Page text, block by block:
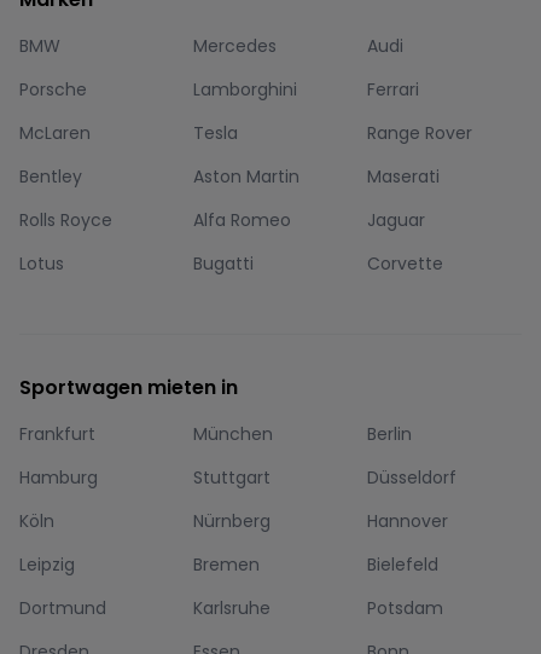
BMW Mercedes
Audi
Porsche
Lamborghini
Ferrari
McLaren
Tesla
Range Rover
Bentley
Aston Martin
Maserati
Rolls Royce
Alfa Romeo
Jaguar
Lotus
Bugatti Corvette
Sportwagen mieten in
Frankfurt München
Berlin
Hamburg
Stuttgart
Düsseldorf
Köln
Nürnberg
Hannover
Leipzig
Bremen
Bielefeld
Dortmund
Karlsruhe
Potsdam